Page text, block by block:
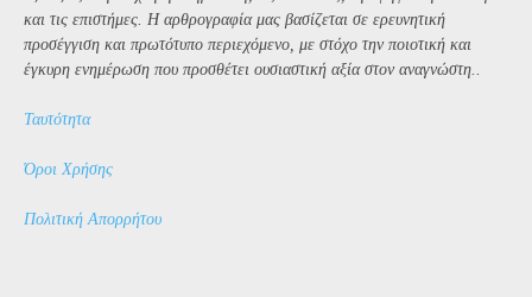
και τις επιστήμες. Η αρθρογραφία μας βασίζεται σε ερευνητική
προσέγγιση και πρωτότυπο περιεχόμενο, με στόχο την ποιοτική και
έγκυρη ενημέρωση που προσθέτει ουσιαστική αξία στον αναγνώστη..
Ταυτότητα
Όροι Χρήσης
Πολιτική Απορρήτου